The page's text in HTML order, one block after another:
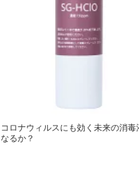
コロナウィルスにも効く未来の消毒
なるか？